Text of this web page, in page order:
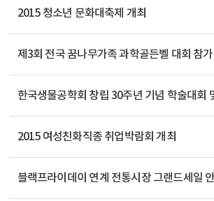
2015 청소년 문화대축제 개최
제3회 전국 꿈나무가족 과학골든벨 대회 참가
2015 여성친화직종 취업박람회 개최
블랙프라이데이 연계 전통시장 그랜드세일